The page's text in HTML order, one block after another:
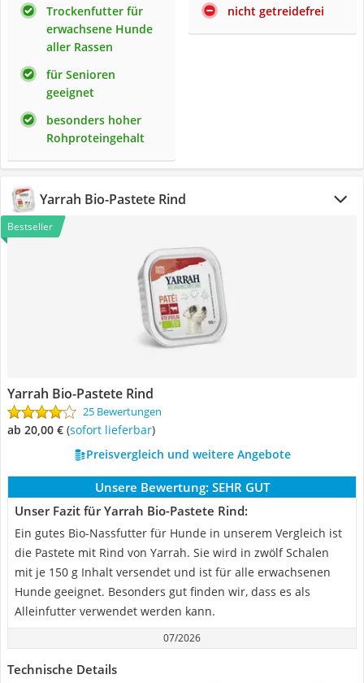
Trockenfutter für
erwachsene Hunde
aller Rassen
für Senioren
geeignet
besonders hoher
Rohproteingehalt
nicht getreidefrei
Yarrah Bio-Pastete Rind
Bestseller
Yarrah Bio-Pastete Rind
25 Bewertungen
ab 20,00 € ( Sofort lieferbar)
Preisvergleich und weitere Angebote
Unsere Bewertung: SEHR GUT
Unser Fazit für Yarrah Bio-Pastete Rind:
Ein gutes Bio-Nassfutter für Hunde in unserem Vergleich ist
die Pastete mit Rind von Yarrah. Sie wird in zwölf Schalen
mit je 150 g Inhalt versendet und ist für alle erwachsenen
Hunde geeignet. Besonders gut finden wir, dass es als
Alleinfutter verwendet werden kann.
07/2026
Technische Details